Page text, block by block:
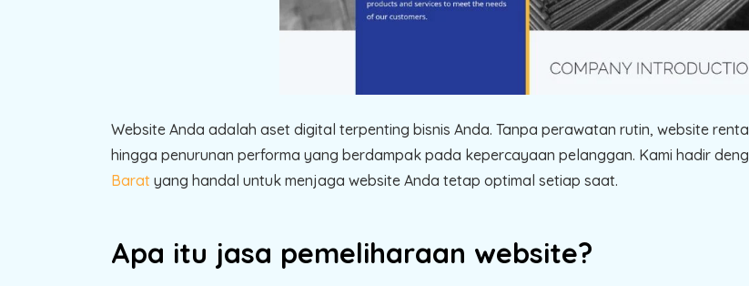
Website Anda adalah aset digital terpenting bisnis Anda. Tanpa perawatan rutin, website
hingga penurunan performa yang berdampak pada kepercayaan pelanggan. Kami hadir
Barat yang handal untuk menjaga website Anda tetap optimal setiap saat.
Apa itu jasa pemeliharaan website?